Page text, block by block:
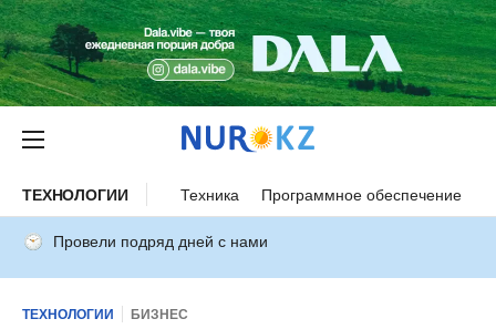
ТЕХНОЛОГИИ Техника Программное обеспечение
Провели подряд дней с нами
ТЕХНОЛОГИИ БИЗНЕС